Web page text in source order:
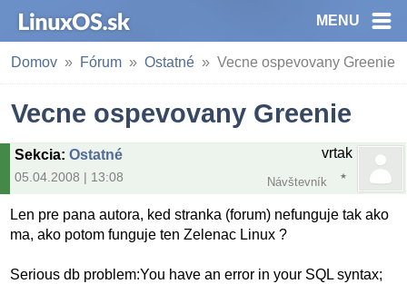
MENU
Domov Fórum Ostatné Vecne ospevovany Greenie
Vecne ospevovany Greenie
Sekcia: Ostatné
05.04.2008 | 13:08
vrtak
Návštevník
Len pre pana autora, ked stranka (forum) nefunguje tak ako
ma, ako potom funguje ten Zelenac Linux ?
Serious db problem:You have an error in your SQL syntax;